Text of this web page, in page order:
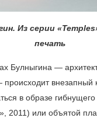
Из серии
печать
Булныгина —
внезапный
в образе гибнущего
2011) или объятой